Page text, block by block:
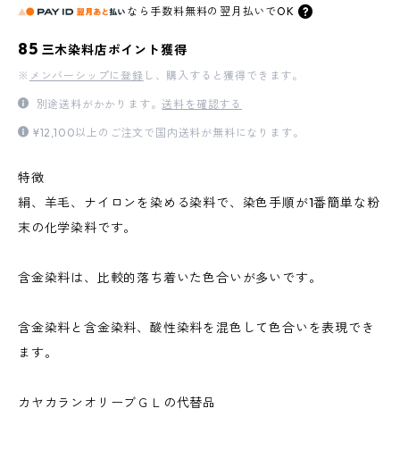
なら 手数料無料の 翌月払いでOK
85 三木染料店ポイント獲得
※ メンバーシップに登録 し、購入すると獲得できます。
別途送料がかかります。送料を確認する
¥12,100以上のご注文で国内送料が無料になります。
特徴
絹、羊毛、ナイロンを染める染料で、染色手順が1番簡単な粉
末の化学染料です。
含金染料は、比較的落ち着いた色合いが多いです。
含金染料と含金染料、酸性染料を混色して色合いを表現でき
ます。
カヤカランオリーブＧＬの代替品